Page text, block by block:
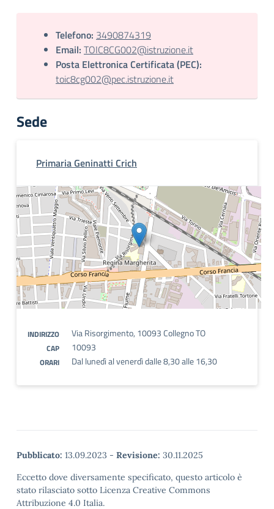
Telefono: 3490874319
Email: TOIC8CG002@istruzione.it
Posta Elettronica Certificata (PEC):
toic8cg002@pec.istruzione.it
Sede
Primaria Geninatti Crich
INDIRIZZO Via Risorgimento, 10093 Collegno TO
CAP 10093
ORARI Dal lunedì al venerdì dalle 8,30 alle 16,30
Pubblicato: 13.09.2023 - Revisione: 30.11.2025
Eccetto dove diversamente specificato, questo articolo è
stato rilasciato sotto Licenza Creative Commons
Attribuzione 4.0 Italia.